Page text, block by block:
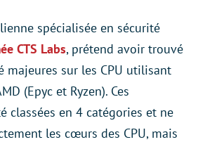
spécialisée en sécurité
CTS Labs, prétend avoir trouvé
majeures sur les CPU utilisant
(Epyc et Ryzen). Ces
classées en 4 catégories et ne
les cœurs des CPU, mais